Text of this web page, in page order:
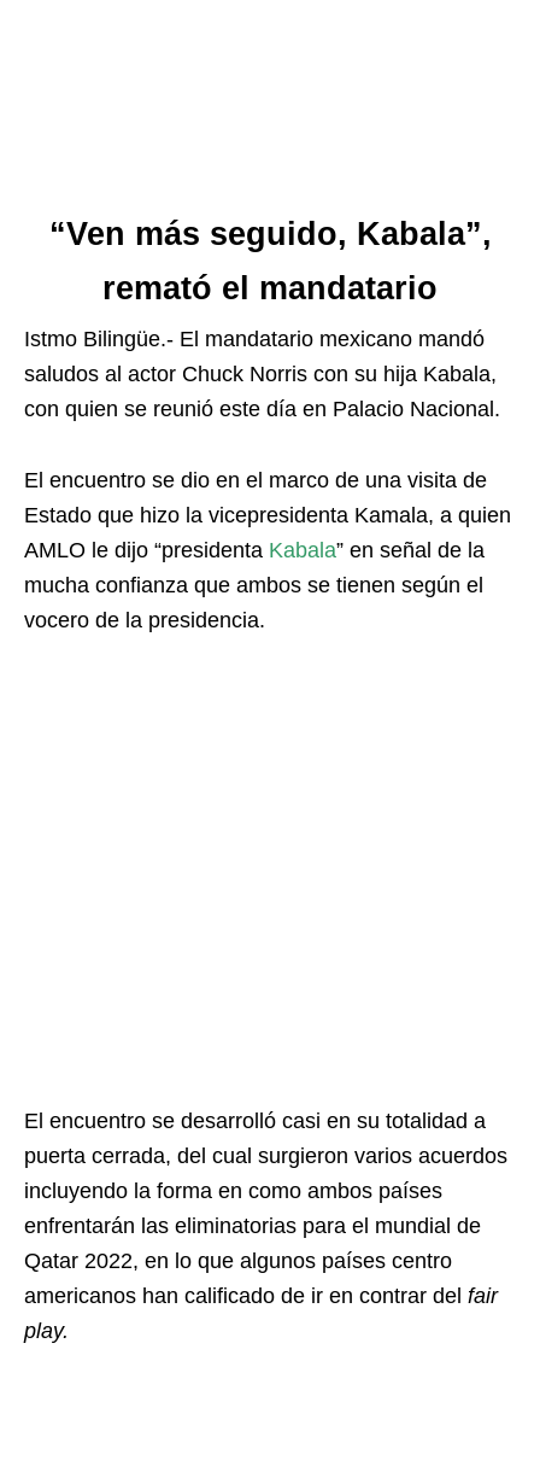
“Ven más seguido, Kabala”,
remató el mandatario
Istmo Bilingüe.- El mandatario mexicano mandó
saludos al actor Chuck Norris con su hija Kabala,
con quien se reunió este día en Palacio Nacional.
El encuentro se dio en el marco de una visita de
Estado que hizo la vicepresidenta Kamala, a quien
AMLO le dijo “presidenta Kabala” en señal de la
mucha confianza que ambos se tienen según el
vocero de la presidencia.
El encuentro se desarrolló casi en su totalidad a
puerta cerrada, del cual surgieron varios acuerdos
incluyendo la forma en como ambos países
enfrentarán las eliminatorias para el mundial de
Qatar 2022, en lo que algunos países centro
americanos han calificado de ir en contrar del fair
play.